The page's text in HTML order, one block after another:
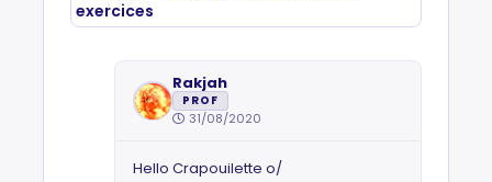
Rakjah
PROF
31/08/2020
Hello Crapouilette o/